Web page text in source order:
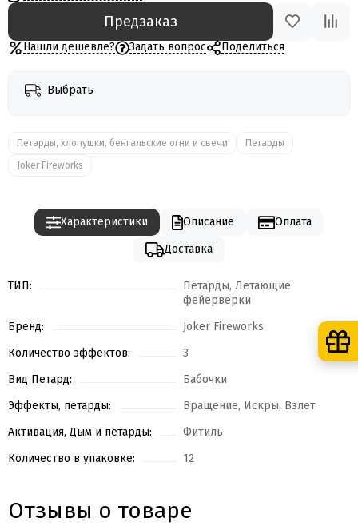
Предзаказ
Нашли дешевле? Задать вопрос Поделиться
Выбрать
Петарды, хлопушки, бенгальские огни и свечи
Петарды
Joker Fireworks
Характеристики Описание
Оплата
Доставка
ТИП:
Петарды, Летающие
фейерверки
Бренд:
Joker Fireworks
Количество эффектов:
3
Вид Петард:
Бабочки
Эффекты, петарды:
Вращение, Искры, Взлет
Активация, Дым и петарды:
Фитиль
Количество в упаковке:
12
Отзывы о товаре